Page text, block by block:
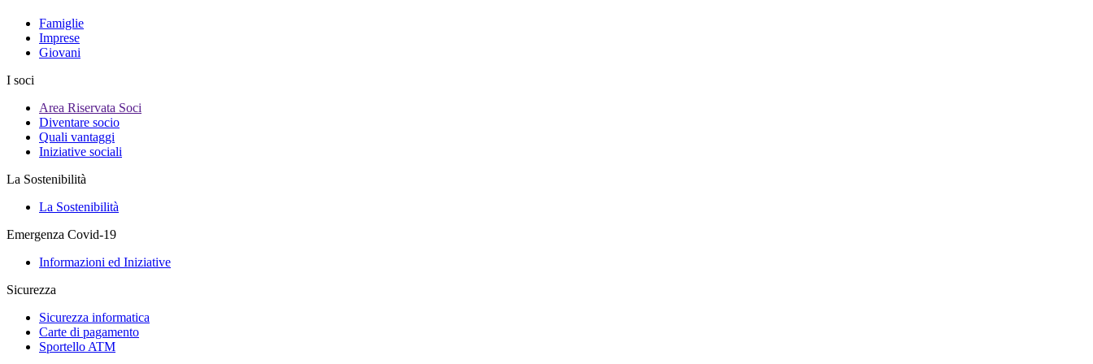
Famiglie
Imprese
Giovani
I soci
Area Riservata Soci
Diventare socio
Quali vantaggi
Iniziative sociali
La Sostenibilità
La Sostenibilità
Emergenza Covid-19
Informazioni ed Iniziative
Sicurezza
Sicurezza informatica
Carte di pagamento
Sportello ATM